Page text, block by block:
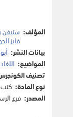
المؤلف: ستيفن
فايز
بيانات النشر:
المواضيع:
تصنيف
نوع المادة: كتب
المصدر: فرع